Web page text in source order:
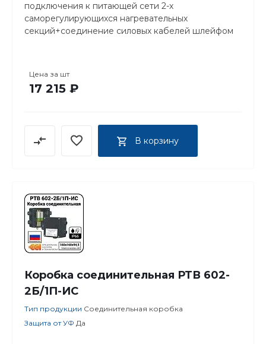
подключения к питающей сети 2-х
саморегулирующихся нагревательных
секций+соединение силовых кабелей шлейфом
Цена за шт
17 215 ₽
В корзину
Коробка соединительная РТВ 602-
2Б/1П-ИС
Тип продукции Соединительная коробка
Защита от УФ Да